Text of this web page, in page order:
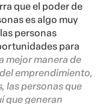
que el poder de
es algo muy
personas
para
mejor manera de
emprendimiento,
las personas que
que generan